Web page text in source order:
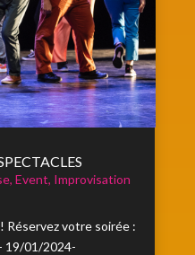
, Event, Improvisation
Réservez votre soirée :
19/01/2024-